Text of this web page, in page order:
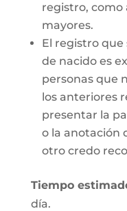
registro, como
mayores.
El registro que
de nacido es
personas que
los anteriores
presentar la
o la anotación
otro credo
Tiempo
día.